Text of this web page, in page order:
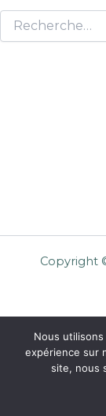
Copyright
Nous
expérience sur
site, nous